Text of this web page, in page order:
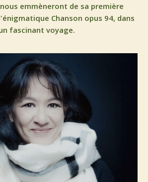
emmèneront de sa première
Chanson opus 94, dans
fascinant voyage.